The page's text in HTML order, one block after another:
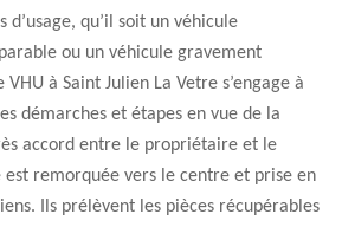
d’usage, qu’il soit un véhicule
ou un véhicule gravement
à Saint Julien La Vetre s’engage à
démarches et étapes en vue de la
accord entre le propriétaire et le
remorquée vers le centre et prise en
Ils prélèvent les pièces récupérables